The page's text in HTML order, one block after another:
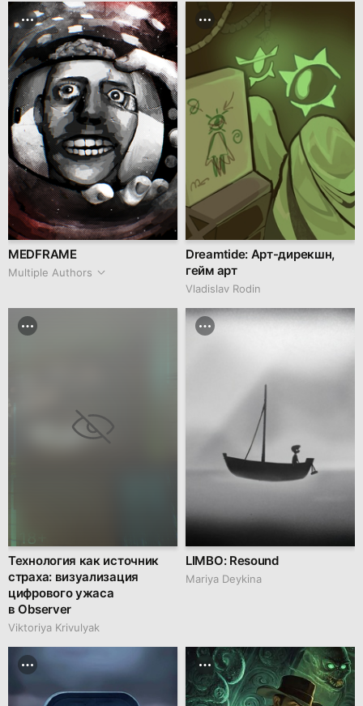
MEDFRAME
Multiple Authors
Dreamtide: Арт-дирекшн,
гейм арт
Vladislav Rodin
Технология как источник
страха: визуализация
цифрового ужаса
в Observer
Viktoriya Krivulyak
LIMBO: Resound
Mariya Deykina